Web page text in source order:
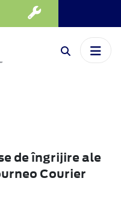
de îngrijire ale
Courier